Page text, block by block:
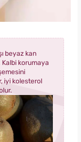
beyaz kan
Kalbi korumaya
iyi kolesterol